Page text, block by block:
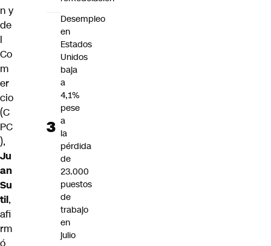
n y
de
l
Co
m
er
cio
(C
PC
),
Ju
an
Su
til,
afi
rm
Desempleo
en
Estados
Unidos
baja
a
4,1%
pese
a
la
pérdida
de
23.000
puestos
de
trabajo
en
julio